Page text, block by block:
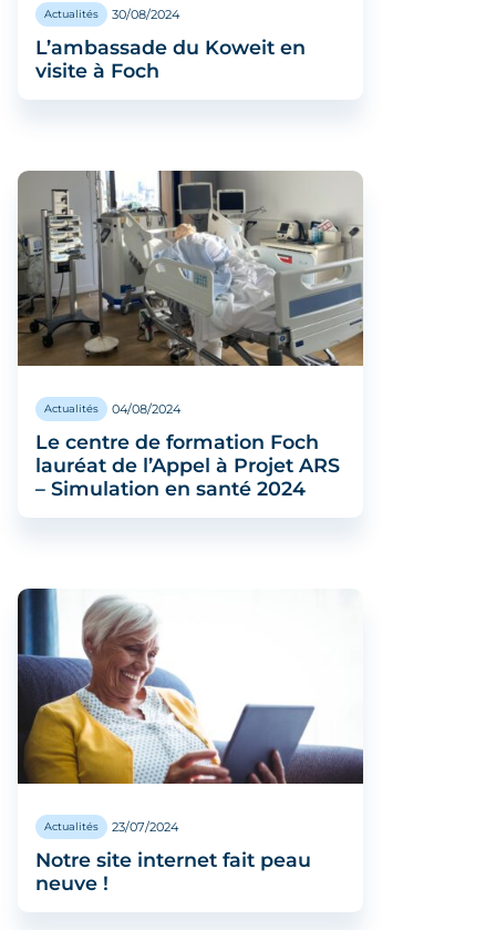
Actualités 30/08/2024
L’ambassade du Koweit en
visite à Foch
Actualités 04/08/2024
Le centre de formation Foch
lauréat de l’Appel à Projet ARS
– Simulation en santé 2024
Actualités 23/07/2024
Notre site internet fait peau
neuve !